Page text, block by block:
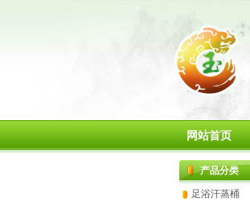
网站首页
产品分类
足浴汗蒸桶